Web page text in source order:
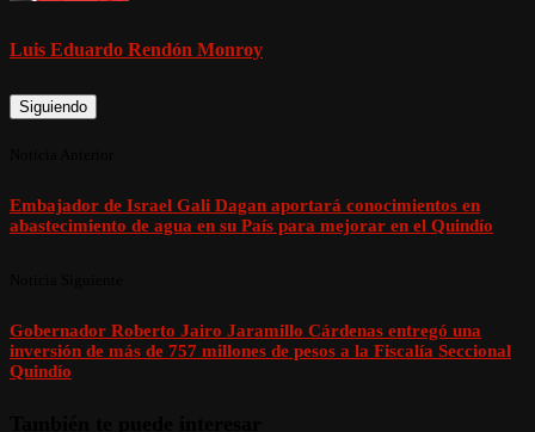
Luis Eduardo Rendón Monroy
Siguiendo
Embajador de Israel Gali Dagan aportará conocimientos en
abastecimiento de agua en su País para mejorar en el Quindío
Gobernador Roberto Jairo Jaramillo Cárdenas entregó una
inversión de más de 757 millones de pesos a la Fiscalía Seccional
Quindío